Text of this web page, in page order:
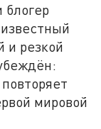
блогер
и резкой
мировой